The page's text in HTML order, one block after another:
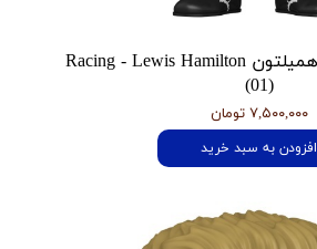
فانکو پاپ لوییس همیلتون Racing - Lewis Hamilton
(01)
۷,۵۰۰,۰۰۰ تومان
افزودن به سبد خرید